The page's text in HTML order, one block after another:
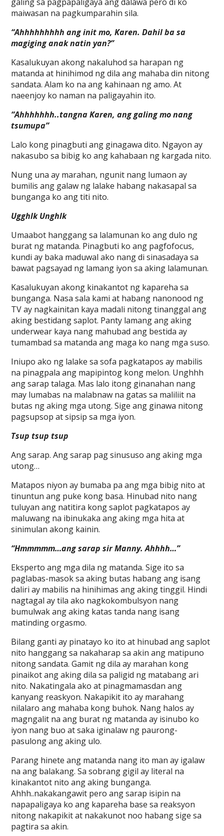
maiwasan na pagkumparahin sila.
“Ahhhhhhhhh ang init mo, Karen. Dahil ba sa
magiging anak natin yan?”
Kasalukuyan akong nakaluhod sa harapan ng
matanda at hinihimod ng dila ang mahaba din nitong
sandata. Alam ko na ang kahinaan ng amo. At
naeenjoy ko naman na paligayahin ito.
“Ahhhhhhh..tangna Karen, ang galing mo nang
tsumupa”
Lalo kong pinagbuti ang ginagawa dito. Ngayon ay
nakasubo sa bibig ko ang kahabaan ng kargada nito.
Nung una ay marahan, ngunit nang lumaon ay
bumilis ang galaw ng lalake habang nakasapal sa
bunganga ko ang titi nito.
Ugghlk Unghlk
Umaabot hanggang sa lalamunan ko ang dulo ng
burat ng matanda. Pinagbuti ko ang pagfofocus,
kundi ay baka maduwal ako nang di sinasadaya sa
bawat pagsayad ng lamang iyon sa aking lalamunan.
Kasalukuyan akong kinakantot ng kapareha sa
bunganga. Nasa sala kami at habang nanonood ng
TV ay nagkainitan kaya madali nitong tinanggal ang
aking bestidang saplot. Panty lamang ang aking
underwear kaya nang mahubad ang bestida ay
tumambad sa matanda ang maga ko nang mga suso.
Iniupo ako ng lalake sa sofa pagkatapos ay mabilis
na pinagpala ang mapipintog kong melon. Unghhh
ang sarap talaga. Mas lalo itong ginanahan nang
may lumabas na malabnaw na gatas sa maliliit na
butas ng aking mga utong. Sige ang ginawa nitong
pagsupsop at sipsip sa mga iyon.
Tsup tsup tsup
Ang sarap. Ang sarap pag sinususo ang aking mga
utong…
Matapos niyon ay bumaba pa ang mga bibig nito at
tinuntun ang puke kong basa. Hinubad nito nang
tuluyan ang natitira kong saplot pagkatapos ay
maluwang na ibinukaka ang aking mga hita at
sinimulan akong kainin.
“Hmmmmm…ang sarap sir Manny. Ahhhh…”
Eksperto ang mga dila ng matanda. Sige ito sa
paglabas-masok sa aking butas habang ang isang
daliri ay mabilis na hinihimas ang aking tinggil. Hindi
nagtagal ay tila ako nagkokombulsyon nang
bumulwak ang aking katas tanda nang isang
matinding orgasmo.
Bilang ganti ay pinatayo ko ito at hinubad ang saplot
nito hanggang sa nakaharap sa akin ang matipuno
nitong sandata. Gamit ng dila ay marahan kong
pinaikot ang aking dila sa paligid ng matabang ari
nito. Nakatingala ako at pinagmamasdan ang
kanyang reaskyon. Nakapikit ito ay marahang
nilalaro ang mahaba kong buhok. Nang halos ay
magngalit na ang burat ng matanda ay isinubo ko
iyon nang buo at saka iginalaw ng paurong-
pasulong ang aking ulo.
Parang hinete ang matanda nang ito man ay igalaw
na ang balakang. Sa sobrang gigil ay literal na
kinakantot nito ang aking bunganga.
Ahhh..nakakangawit pero ang sarap isipin na
napapaligaya ko ang kapareha base sa reaksyon
nitong nakapikit at nakakunot noo habang sige sa
pagtira sa akin.